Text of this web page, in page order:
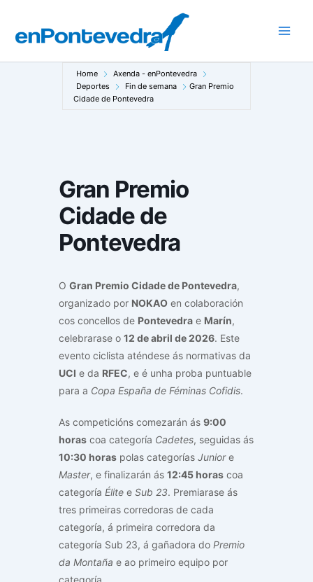
contido
Home
Axenda - enPontevedra
Deportes
Fin de semana
Gran Premio
Cidade de Pontevedra
Gran Premio
Cidade de
Pontevedra
O Gran Premio Cidade de Pontevedra,
organizado por NOKAO en colaboración
cos concellos de Pontevedra e Marín,
celebrarase o 12 de abril de 2026. Este
evento ciclista aténdese ás normativas da
UCI e da RFEC, e é unha proba puntuable
para a Copa España de Féminas Cofidis.
As competicións comezarán ás 9:00
horas coa categoría Cadetes, seguidas ás
10:30 horas polas categorías Juniore
Master, e finalizarán ás 12:45 horas coa
categoría Élite e Sub 23. Premiarase ás
tres primeiras corredoras de cada
categoría, á primeira corredora da
categoría Sub 23, á gañadora do Premio
da Montaña e ao primeiro equipo por
categoría.